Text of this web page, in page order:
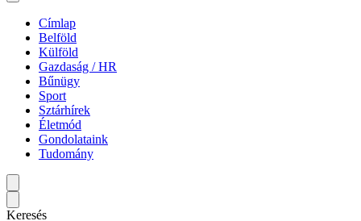
Címlap
Belföld
Külföld
Gazdaság / HR
Bűnügy
Sport
Sztárhírek
Életmód
Gondolataink
Tudomány
Keresés